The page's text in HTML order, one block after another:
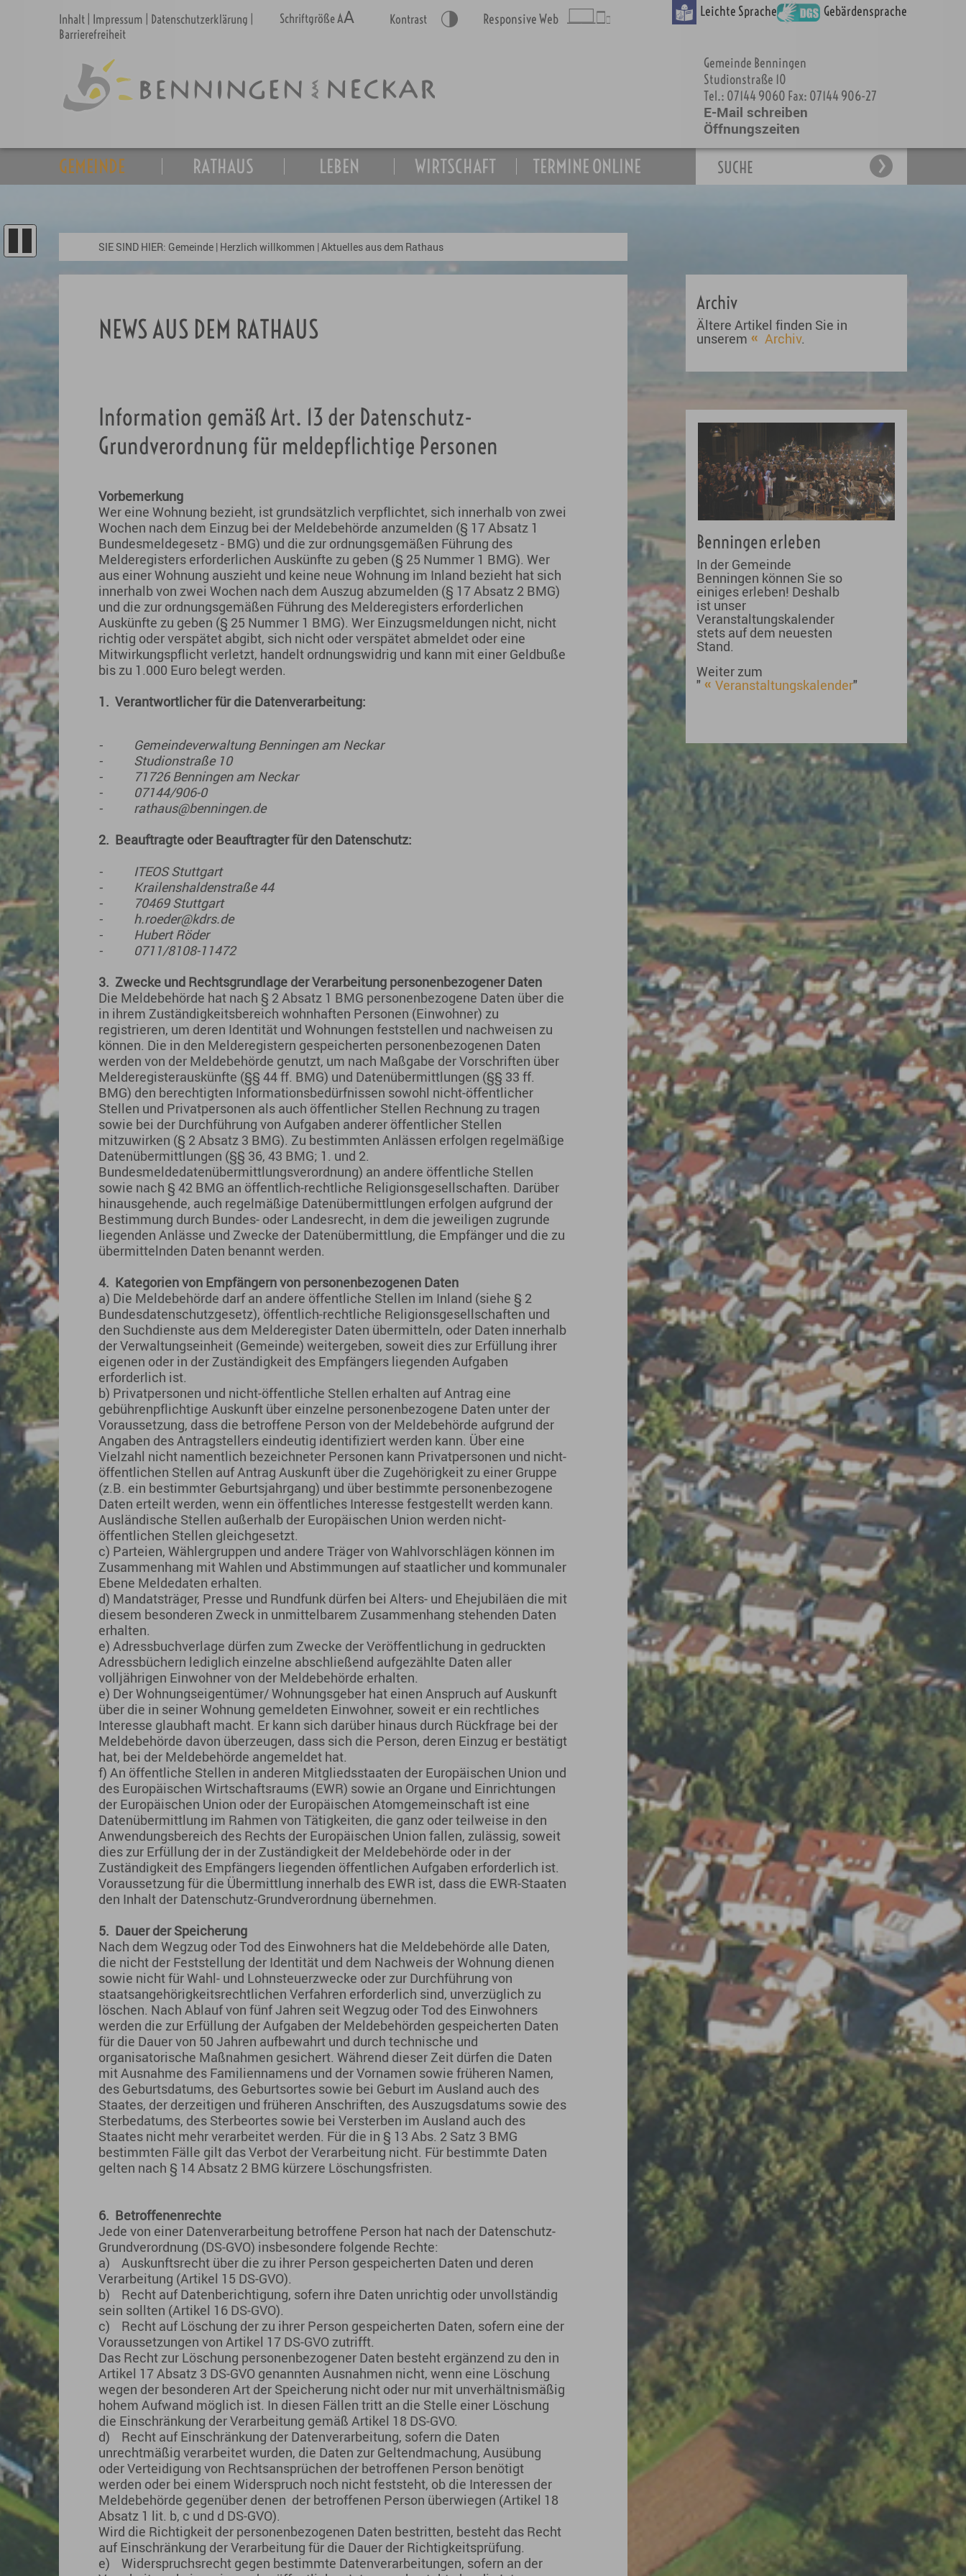
Leichte Sprache Gebärdensprache
Inhalt Impressum Datenschutzerklärung
Barrierefreiheit
SchriftgrößeAA Kontrast Responsive Web
Gemeinde Benningen
Studionstraße 10
Tel.: 07144 9060 Fax: 07144 906-27
E-Mail schreiben
Öffnungszeiten
GEMEINDE RATHAUS LEBEN WIRTSCHAFT TERMINE ONLINE SUCHE
SIE SIND HIER: Gemeinde | Herzlich willkommen |Aktuelles aus dem Rathaus
NEWS AUS DEM RATHAUS
Information gemäß Art. 13 der Datenschutz-
Grundverordnung für meldepflichtige Personen
Vorbemerkung
Wer eine Wohnung bezieht, ist grundsätzlich verpflichtet, sich innerhalb von zwei
Wochen nach dem Einzug bei der Meldebehörde anzumelden (§ 17 Absatz 1
Bundesmeldegesetz - BMG) und die zur ordnungsgemäßen Führung des
Melderegisters erforderlichen Auskünfte zu geben (§ 25 Nummer 1 BMG). Wer
aus einer Wohnung auszieht und keine neue Wohnung im Inland bezieht hat sich
innerhalb von zwei Wochen nach dem Auszug abzumelden (§ 17 Absatz 2 BMG)
und die zur ordnungsgemäßen Führung des Melderegisters erforderlichen
Auskünfte zu geben (§ 25 Nummer 1 BMG). Wer Einzugsmeldungen nicht, nicht
richtig oder verspätet abgibt, sich nicht oder verspätet abmeldet oder eine
Mitwirkungspflicht verletzt, handelt ordnungswidrig und kann mit einer Geldbuße
bis zu 1.000 Euro belegt werden.
1.Verantwortlicher für die Datenverarbeitung:
- Gemeindeverwaltung Benningen am Neckar
- Studionstraße 10
- 71726 Benningen am Neckar
- 07144/906-0
- rathaus@benningen.de
2. Beauftragte oder Beauftragter für den Datenschutz:
- ITEOS Stuttgart
- Krailenshaldenstraße 44
- 70469 Stuttgart
- h.roeder@kdrs.de
- Hubert Röder
- 0711/8108-11472
3. Zwecke und Rechtsgrundlage der Verarbeitung personenbezogener Daten
Die Meldebehörde hat nach § 2 Absatz 1 BMG personenbezogene Daten über die
in ihrem Zuständigkeitsbereich wohnhaften Personen (Einwohner) zu
registrieren, um deren Identität und Wohnungen feststellen und nachweisen zu
können. Die in den Melderegistern gespeicherten personenbezogenen Daten
werden von der Meldebehörde genutzt, um nach Maßgabe der Vorschriften über
Melderegisterauskünfte (§§ 44 ff. BMG) und Datenübermittlungen (§§ 33 ff.
BMG) den berechtigten Informationsbedürfnissen sowohl nicht-öffentlicher
Stellen und Privatpersonen als auch öffentlicher Stellen Rechnung zu tragen
sowie bei der Durchführung von Aufgaben anderer öffentlicher Stellen
mitzuwirken (§ 2 Absatz 3 BMG). Zu bestimmten Anlässen erfolgen regelmäßige
Datenübermittlungen (§§ 36, 43 BMG; 1. und 2.
Bundesmeldedatenübermittlungsverordnung) an andere öffentliche Stellen
sowie nach § 42 BMG an öffentlich-rechtliche Religionsgesellschaften. Darüber
hinausgehende, auch regelmäßige Datenübermittlungen erfolgen aufgrund der
Bestimmung durch Bundes- oder Landesrecht, in dem die jeweiligen zugrunde
liegenden Anlässe und Zwecke der Datenübermittlung, die Empfänger und die zu
übermittelnden Daten benannt werden.
4. Kategorien von Empfängern von personenbezogenen Daten
a) Die Meldebehörde darf an andere öffentliche Stellen im Inland (siehe § 2
Bundesdatenschutzgesetz), öffentlich-rechtliche Religionsgesellschaften und
den Suchdienste aus dem Melderegister Daten übermitteln, oder Daten innerhalb
der Verwaltungseinheit (Gemeinde) weitergeben, soweit dies zur Erfüllung ihrer
eigenen oder in der Zuständigkeit des Empfängers liegenden Aufgaben
erforderlich ist.
b) Privatpersonen und nicht-öffentliche Stellen erhalten auf Antrag eine
gebührenpflichtige Auskunft über einzelne personenbezogene Daten unter der
Voraussetzung, dass die betroffene Person von der Meldebehörde aufgrund der
Angaben des Antragstellers eindeutig identifiziert werden kann. Über eine
Vielzahl nicht namentlich bezeichneter Personen kann Privatpersonen und nicht-
öffentlichen Stellen auf Antrag Auskunft über die Zugehörigkeit zu einer Gruppe
(z.B. ein bestimmter Geburtsjahrgang) und über bestimmte personenbezogene
Daten erteilt werden, wenn ein öffentliches Interesse festgestellt werden kann.
Ausländische Stellen außerhalb der Europäischen Union werden nicht-
öffentlichen Stellen gleichgesetzt.
c) Parteien, Wählergruppen und andere Träger von Wahlvorschlägen können im
Zusammenhang mit Wahlen und Abstimmungen auf staatlicher und kommunaler
Ebene Meldedaten erhalten.
d) Mandatsträger, Presse und Rundfunk dürfen bei Alters- und Ehejubiläen die mit
diesem besonderen Zweck in unmittelbarem Zusammenhang stehenden Daten
erhalten.
e) Adressbuchverlage dürfen zum Zwecke der Veröffentlichung in gedruckten
Adressbüchern lediglich einzelne abschließend aufgezählte Daten aller
volljährigen Einwohner von der Meldebehörde erhalten.
e) Der Wohnungseigentümer/ Wohnungsgeber hat einen Anspruch auf Auskunft
über die in seiner Wohnung gemeldeten Einwohner, soweit er ein rechtliches
Interesse glaubhaft macht. Er kann sich darüber hinaus durch Rückfrage bei der
Meldebehörde davon überzeugen, dass sich die Person, deren Einzug er bestätigt
hat, bei der Meldebehörde angemeldet hat.
f) An öffentliche Stellen in anderen Mitgliedsstaaten der Europäischen Union und
des Europäischen Wirtschaftsraums (EWR) sowie an Organe und Einrichtungen
der Europäischen Union oder der Europäischen Atomgemeinschaft ist eine
Datenübermittlung im Rahmen von Tätigkeiten, die ganz oder teilweise in den
Anwendungsbereich des Rechts der Europäischen Union fallen, zulässig, soweit
dies zur Erfüllung der in der Zuständigkeit der Meldebehörde oder in der
Zuständigkeit des Empfängers liegenden öffentlichen Aufgaben erforderlich ist.
Voraussetzung für die Übermittlung innerhalb des EWR ist, dass die EWR-Staaten
den Inhalt der Datenschutz-Grundverordnung übernehmen.
5. Dauer der Speicherung
Nach dem Wegzug oder Tod des Einwohners hat die Meldebehörde alle Daten,
die nicht der Feststellung der Identität und dem Nachweis der Wohnung dienen
sowie nicht für Wahl- und Lohnsteuerzwecke oder zur Durchführung von
staatsangehörigkeitsrechtlichen Verfahren erforderlich sind, unverzüglich zu
löschen. Nach Ablauf von fünf Jahren seit Wegzug oder Tod des Einwohners
werden die zur Erfüllung der Aufgaben der Meldebehörden gespeicherten Daten
für die Dauer von 50 Jahren aufbewahrt und durch technische und
organisatorische Maßnahmen gesichert. Während dieser Zeit dürfen die Daten
mit Ausnahme des Familiennamens und der Vornamen sowie früheren Namen,
des Geburtsdatums, des Geburtsortes sowie bei Geburt im Ausland auch des
Staates, der derzeitigen und früheren Anschriften, des Auszugsdatums sowie des
Sterbedatums, des Sterbeortes sowie bei Versterben im Ausland auch des
Staates nicht mehr verarbeitet werden. Für die in § 13 Abs. 2 Satz 3 BMG
bestimmten Fälle gilt das Verbot der Verarbeitung nicht. Für bestimmte Daten
gelten nach § 14 Absatz 2 BMG kürzere Löschungsfristen.
6. Betroffenenrechte
Jede von einer Datenverarbeitung betroffene Person hat nach der Datenschutz-
Grundverordnung (DS-GVO) insbesondere folgende Rechte:
a) Auskunftsrecht über die zu ihrer Person gespeicherten Daten und deren
Verarbeitung (Artikel 15 DS-GVO).
b) Recht auf Datenberichtigung, sofern ihre Daten unrichtig oder unvollständig
sein sollten (Artikel 16 DS-GVO).
c) Recht auf Löschung der zu ihrer Person gespeicherten Daten, sofern eine der
Voraussetzungen von Artikel 17 DS-GVO zutrifft.
Das Recht zur Löschung personenbezogener Daten besteht ergänzend zu den in
Artikel 17 Absatz 3 DS-GVO genannten Ausnahmen nicht, wenn eine Löschung
wegen der besonderen Art der Speicherung nicht oder nur mit unverhältnismäßig
hohem Aufwand möglich ist. In diesen Fällen tritt an die Stelle einer Löschung
die Einschränkung der Verarbeitung gemäß Artikel 18 DS-GVO.
d) Recht auf Einschränkung der Datenverarbeitung, sofern die Daten
unrechtmäßig verarbeitet wurden, die Daten zur Geltendmachung, Ausübung
oder Verteidigung von Rechtsansprüchen der betroffenen Person benötigt
werden oder bei einem Widerspruch noch nicht feststeht, ob die Interessen der
Meldebehörde gegenüber denen der betroffenen Person überwiegen (Artikel 18
Absatz 1 lit. b, c und d DS-GVO).
Wird die Richtigkeit der personenbezogenen Daten bestritten, besteht das Recht
auf Einschränkung der Verarbeitung für die Dauer der Richtigkeitsprüfung.
e) Widerspruchsrecht gegen bestimmte Datenverarbeitungen, sofern an der
Archiv
Ältere Artikel finden Sie in
unserem Archiv.
Benningen erleben
In der Gemeinde
Benningen können Sie so
einiges erleben! Deshalb
ist unser
Veranstaltungskalender
stets auf dem neuesten
Stand.
Weiter zum
" Veranstaltungskalender"